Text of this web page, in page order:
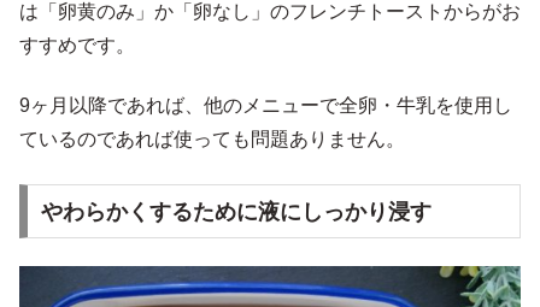
は「卵黄のみ」か「卵なし」のフレンチトーストからがお
すすめです。
9ヶ月以降であれば、他のメニューで全卵・牛乳を使用し
ているのであれば使っても問題ありません。
やわらかくするために液にしっかり浸す